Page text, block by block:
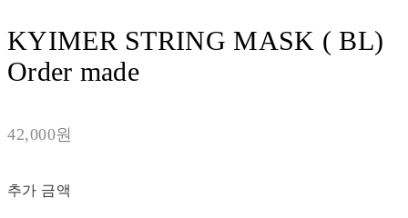
KYIMER STRING MASK ( BL)
Order made
42,000원
추가 금액